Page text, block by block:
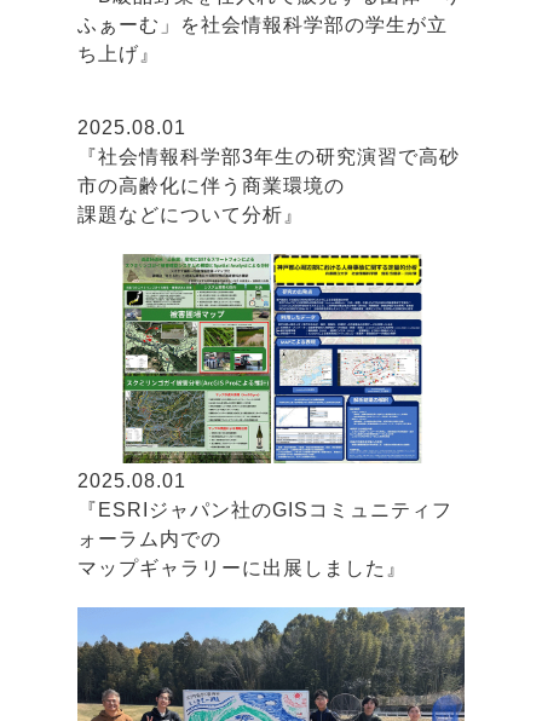
ふぁーむ」を社会情報科学部の学生が立
ち上げ』
2025.08.01
『社会情報科学部3年生の研究演習で高砂
市の高齢化に伴う商業環境の
課題などについて分析』
2025.08.01
『ESRIジャパン社のGISコミュニティフ
ォーラム内での
マップギャラリーに出展しました』